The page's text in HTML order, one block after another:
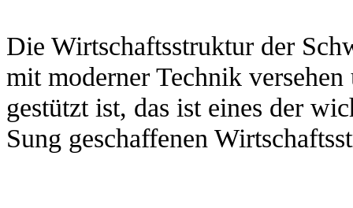
Die Wirtschaftsstruktur der
mit moderner Technik
gestützt ist, das ist eines der
Sung geschaffenen